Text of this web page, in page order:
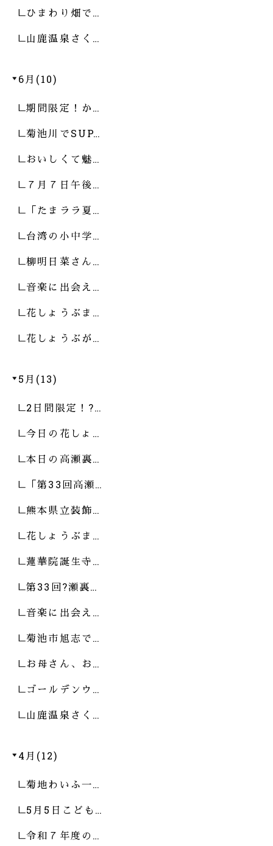
ひまわり畑で…
山鹿温泉さく…
6月(10)
期間限定！か…
菊池川でSUP…
おいしくて魅…
７月７日午後…
「たまララ夏…
台湾の小中学…
柳明日菜さん…
音楽に出会え…
花しょうぶま…
花しょうぶが…
5月(13)
2日間限定！?…
今日の花しょ…
本日の高瀬裏…
「第33回高瀬…
熊本県立装飾…
花しょうぶま…
蓮華院誕生寺…
第33回?瀬裏…
音楽に出会え…
菊池市旭志で…
お母さん、お…
ゴールデンウ…
山鹿温泉さく…
4月(12)
菊地わいふ一…
5月5日こども…
令和７年度の…